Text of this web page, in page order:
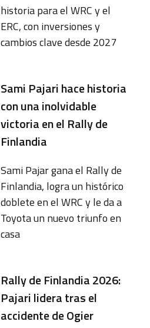
historia para el WRC y el
ERC, con inversiones y
cambios clave desde 2027
Sami Pajari hace historia
con una inolvidable
victoria en el Rally de
Finlandia
Sami Pajar gana el Rally de
Finlandia, logra un histórico
doblete en el WRC y le da a
Toyota un nuevo triunfo en
casa
Rally de Finlandia 2026:
Pajari lidera tras el
accidente de Ogier